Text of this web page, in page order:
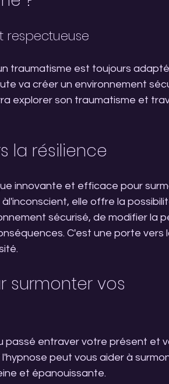
respectueuse
traumatisme est toujours
va créer un environnement
explorer son traumatisme et
la résilience
innovante et efficace pour
elle offre la
sécurisé, de modifier la
C'est une porte vers
surmonter vos
passé entraver votre présent et
peut vous aider à
et épanouissante.